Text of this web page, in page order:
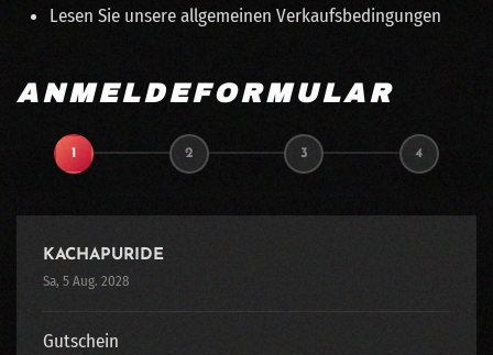
Lesen Sie unsere allgemeinen Verkaufsbedingungen
ANMELDEFORMULAR
1 2 3 4
KACHAPURIDE
Sa, 5 Aug. 2028
Gutschein